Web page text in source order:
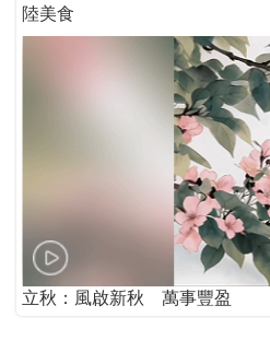
陸美食
立秋：風啟新秋 萬事豐盈